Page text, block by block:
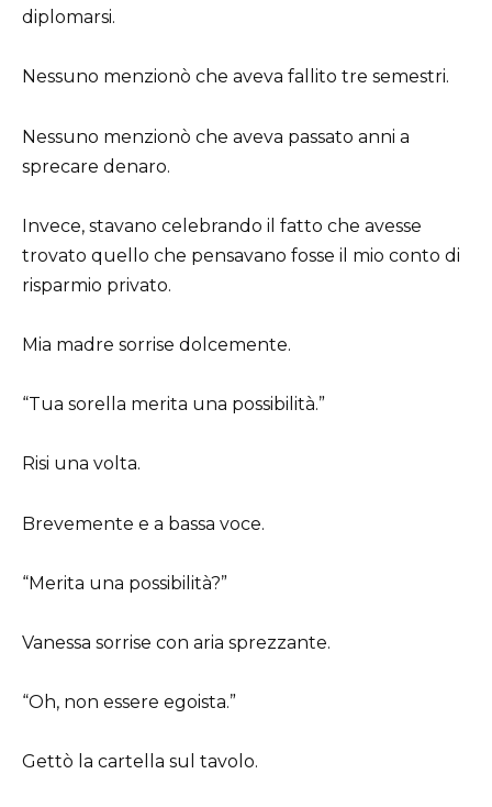
diplomarsi.
Nessuno menzionò che aveva fallito tre semestri.
Nessuno menzionò che aveva passato anni a
sprecare denaro.
Invece, stavano celebrando il fatto che avesse
trovato quello che pensavano fosse il mio conto di
risparmio privato.
Mia madre sorrise dolcemente.
“Tua sorella merita una possibilità.”
Risi una volta.
Brevemente e a bassa voce.
“Merita una possibilità?”
Vanessa sorrise con aria sprezzante.
“Oh, non essere egoista.”
Gettò la cartella sul tavolo.